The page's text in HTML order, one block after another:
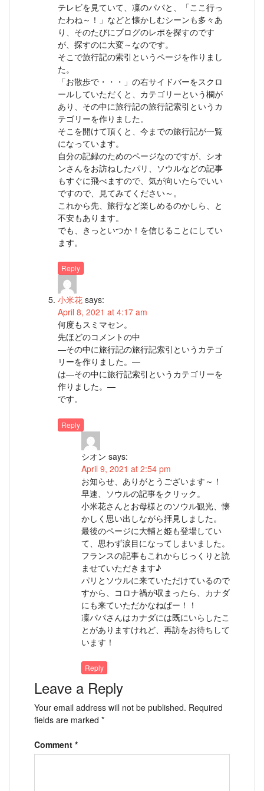
テレビを見ていて、凜のパパと、「ここ行っ
たわね～！」などと懐かしむシーンも多々あ
り、そのたびにブログのレポを探すのです
が、探すのに大変～なのです。
そこで旅行記の索引というページを作りまし
た。
「お散歩で・・・」の右サイドバーをスクロ
ールしていただくと、カテゴリーという欄が
あり、その中に旅行記の旅行記索引というカ
テゴリーを作りました。
そこを開けて頂くと、今までの旅行記が一覧
になっています。
自分の記録のためのページなのですが、シオ
ンさんをお訪ねしたパリ、ソウルなどの記事
もすぐに飛べますので、気が向いたらでいい
ですので、見てみてください～。
これから先、旅行など楽しめるのかしら、と
不安もあります。
でも、きっといつか！を信じることにしてい
ます。
Reply
小米花 says:
April 8, 2021 at 4:17 am
何度もスミマセン。
先ほどのコメントの中
—その中に旅行記の旅行記索引というカテゴ
リーを作りました。—
は—その中に旅行記索引というカテゴリーを
作りました。—
です。
Reply
シオン says:
April 9, 2021 at 2:54 pm
お知らせ、ありがとうございます～！
早速、ソウルの記事をクリック。
小米花さんとお母様とのソウル観光、懐
かしく思い出しながら拝見しました。
最後のページに大輔と姫も登場してい
て、思わず涙目になってしまいました。
フランスの記事もこれからじっくりと読
ませていただきます♪
パリとソウルに来ていただけているので
すから、コロナ禍が収まったら、カナダ
にも来ていただかなねばー！！
凜パパさんはカナダには既にいらしたこ
とがありますけれど、再訪をお待ちして
います！
Reply
Leave a Reply
Your email address will not be published. Required
fields are marked *
Comment *